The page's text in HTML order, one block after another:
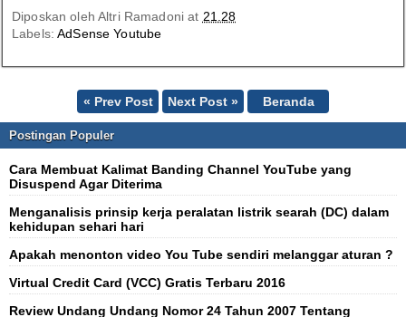
Diposkan oleh Altri Ramadoni at 21.28
Labels:AdSense Youtube
« Prev Post Next Post » Beranda
Postingan Populer
Cara Membuat Kalimat Banding Channel YouTube yang
Disuspend Agar Diterima
Menganalisis prinsip kerja peralatan listrik searah (DC) dalam
kehidupan sehari hari
Apakah menonton video You Tube sendiri melanggar aturan ?
Virtual Credit Card (VCC) Gratis Terbaru 2016
Review Undang Undang Nomor 24 Tahun 2007 Tentang